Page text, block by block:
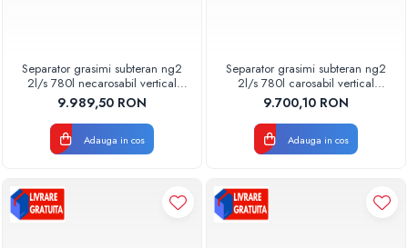
Separator grasimi subteran ng2
2l/s 780l necarosabil vertical
48910000200 Aquaclean
Valrom
9.989,50 RON
Adauga in cos
Separator grasimi subteran ng2
2l/s 780l carosabil vertical
48920000200 Aquaclean
Valrom
9.700,10 RON
Adauga in cos